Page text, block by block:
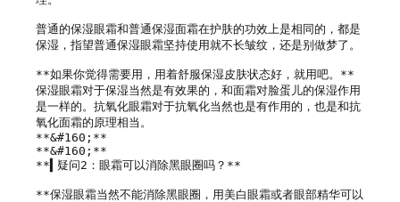
普通的保湿眼霜和普通保湿面霜在护肤的功效上是相同的，都是
保湿，指望普通保湿眼霜坚持使用就不长皱纹，还是别做梦了。
**如果你觉得需要用，用着舒服保湿皮肤状态好，就用吧。**
保湿眼霜对于保湿当然是有效果的，和面霜对脸蛋儿的保湿作用
是一样的。抗氧化眼霜对于抗氧化当然也是有作用的，也是和抗
氧化面霜的原理相当。
**&#160;**
**&#160;**
**▍疑问2：眼霜可以消除黑眼圈吗？**
**保湿眼霜当然不能消除黑眼圈，用美白眼霜或者眼部精华可以